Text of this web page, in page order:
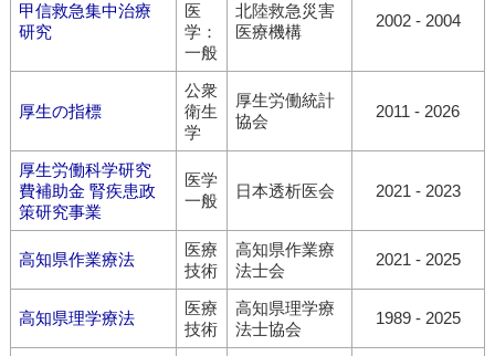
甲信救急集中治療
研究
医
学：
一般
北陸救急災害
医療機構
2002 - 2004
厚生の指標
公衆
衛生
学
厚生労働統計
協会
2011 - 2026
厚生労働科学研究
費補助金 腎疾患政
策研究事業
医学
一般
日本透析医会 2021 - 2023
高知県作業療法
医療
技術
高知県作業療
法士会
2021 - 2025
高知県理学療法
医療
技術
高知県理学療
法士協会
1989 - 2025